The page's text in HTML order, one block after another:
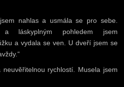
jsem nahlas a usmála se pro sebe.
a láskyplným pohledem jsem
a vydala se ven. U dveří jsem se
rychlostí. Musela jsem